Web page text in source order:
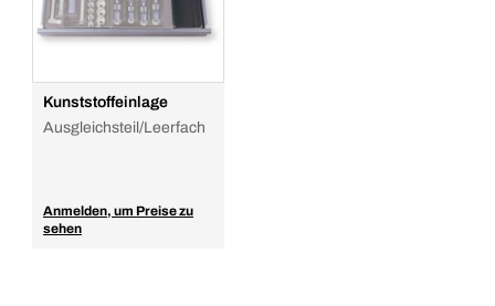
Kunststoffeinlage
Ausgleichsteil/Leerfach
Anmelden, um Preise zu
sehen